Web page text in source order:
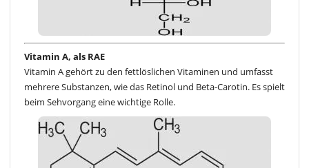
Vitamin A, als RAE
Vitamin A gehört zu den fettlöslichen Vitaminen und umfasst
mehrere Substanzen, wie das Retinol und Beta-Carotin. Es spielt
beim Sehvorgang eine wichtige Rolle.